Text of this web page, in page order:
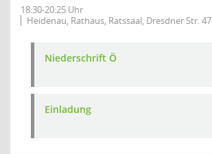
18:30-20:25 Uhr
Heidenau, Rathaus, Ratssaal, Dresdner Str. 47
Niederschrift Ö
Einladung